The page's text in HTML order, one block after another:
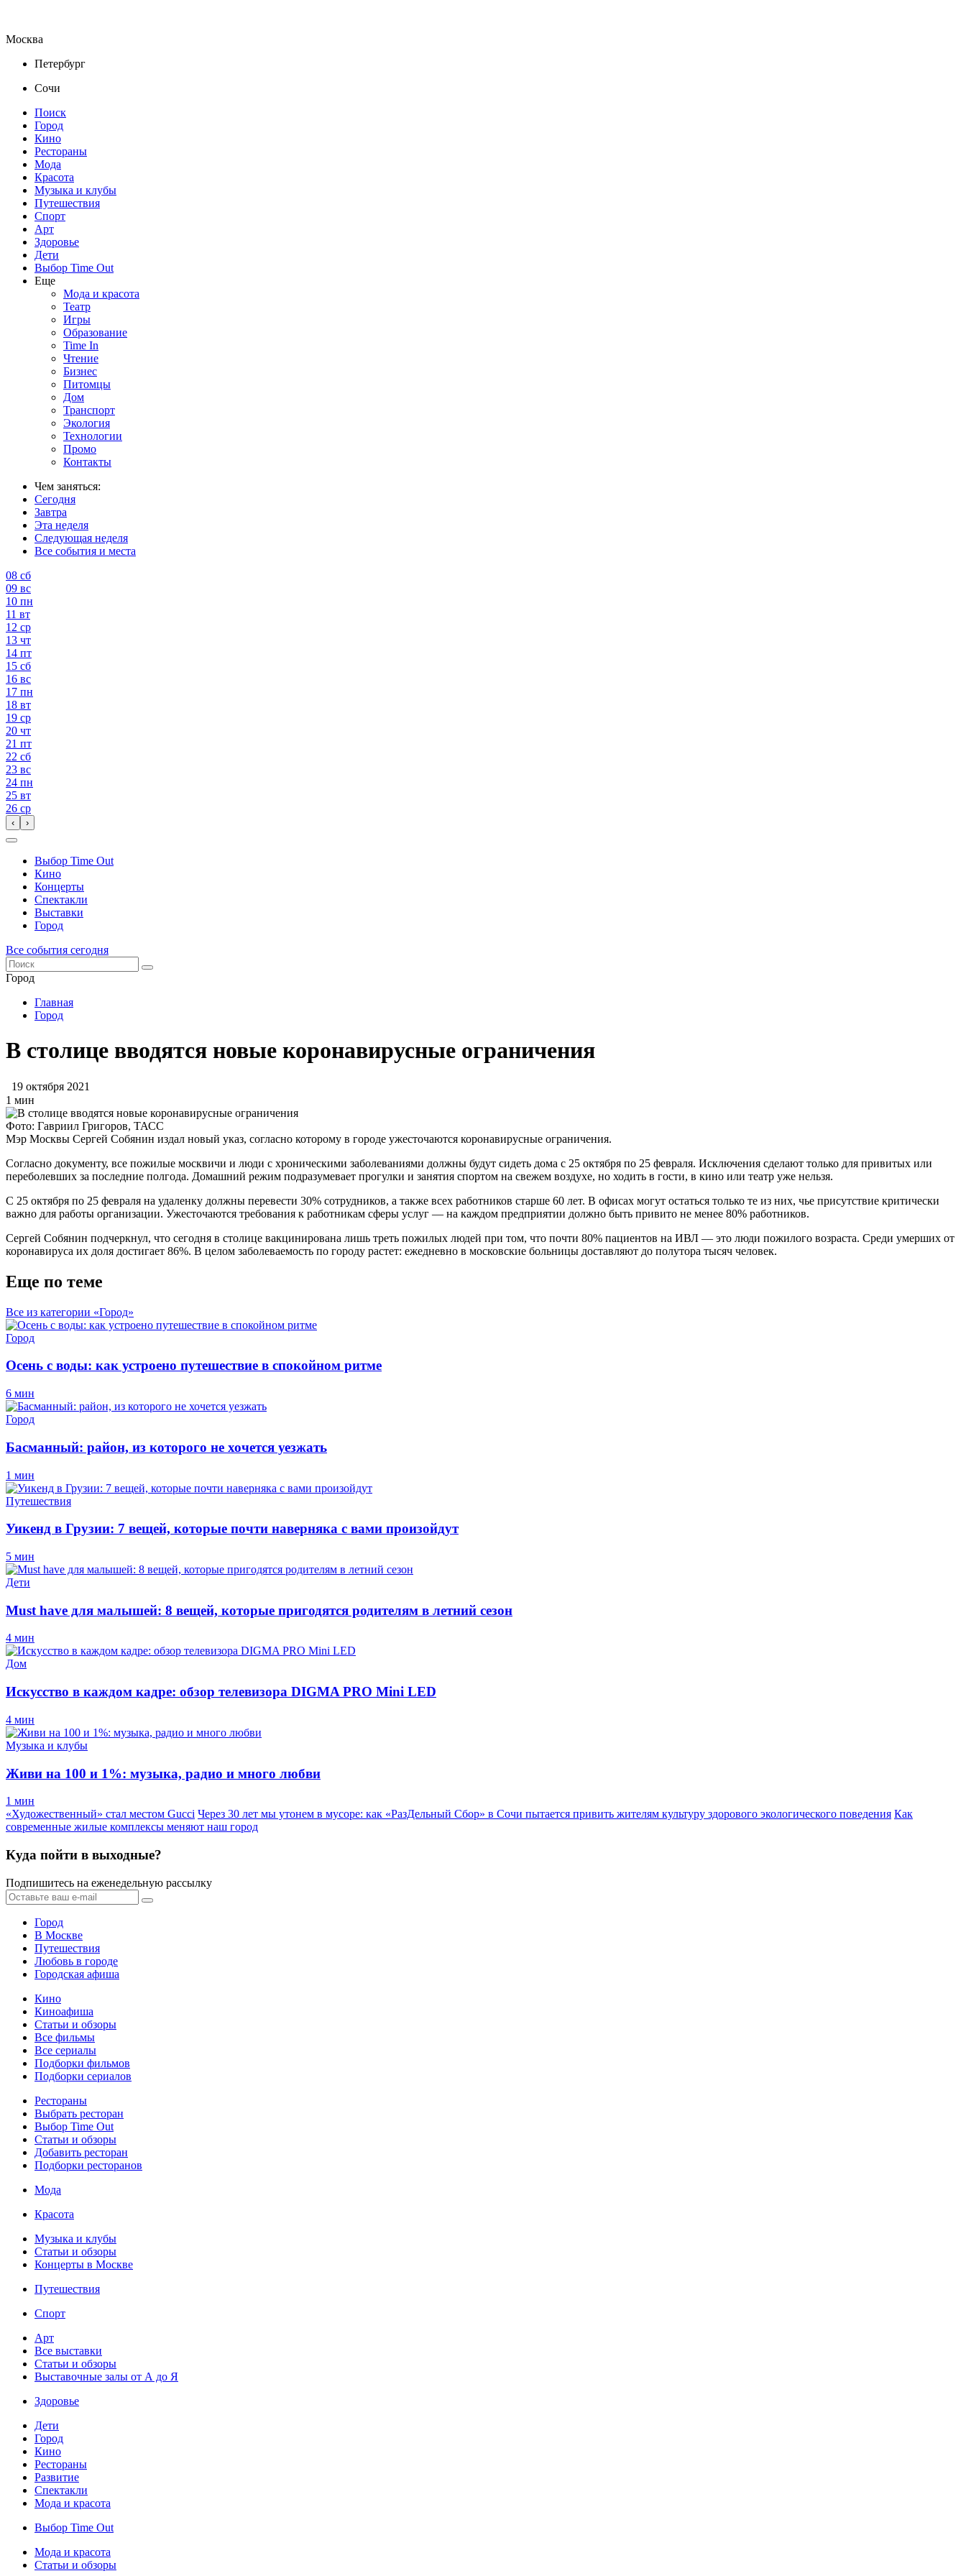
Москва
Петербург
Сочи
Поиск
Город
Кино
Рестораны
Мода
Красота
Музыка и клубы
Путешествия
Спорт
Арт
Здоровье
Дети
Выбор Time Out
Еще
Мода и красота
Театр
Игры
Образование
Time In
Чтение
Бизнес
Питомцы
Дом
Транспорт
Экология
Технологии
Промо
Контакты
Чем заняться:
Сегодня
Завтра
Эта неделя
Следующая неделя
Все события и места
08 сб
09 вс
10 пн
11 вт
12 ср
13 чт
14 пт
15 сб
16 вс
17 пн
18 вт
19 ср
20 чт
21 пт
22 сб
23 вс
24 пн
25 вт
26 ср
‹ ›
Выбор Time Out
Кино
Концерты
Спектакли
Выставки
Город
Все события сегодня
Город
Главная
Город
В столице вводятся новые коронавирусные ограничения
19 октября 2021
1 мин
Фото: Гавриил Григоров, ТАСС
Мэр Москвы Сергей Собянин издал новый указ, согласно которому в городе ужесточаются коронавирусные ограничения.
Согласно документу, все пожилые москвичи и люди с хроническими заболеваниями должны будут сидеть дома с 25 октября по 25 февраля. Исключения сделают только для привитых или
переболевших за последние полгода. Домашний режим подразумевает прогулки и занятия спортом на свежем воздухе, но ходить в гости, в кино или театр уже нельзя.
С 25 октября по 25 февраля на удаленку должны перевести 30% сотрудников, а также всех работников старше 60 лет. В офисах могут остаться только те из них, чье присутствие критически
важно для работы организации. Ужесточаются требования к работникам сферы услуг — на каждом предприятии должно быть привито не менее 80% работников.
Сергей Собянин подчеркнул, что сегодня в столице вакцинирована лишь треть пожилых людей при том, что почти 80% пациентов на ИВЛ — это люди пожилого возраста. Среди умерших от
коронавируса их доля достигает 86%. В целом заболеваемость по городу растет: ежедневно в московские больницы доставляют до полутора тысяч человек.
Еще по теме
Все из категории «Город»
Город
Осень с воды: как устроено путешествие в спокойном ритме
6 мин
Город
Басманный: район, из которого не хочется уезжать
1 мин
Путешествия
Уикенд в Грузии: 7 вещей, которые почти наверняка с вами произойдут
5 мин
Дети
Must have для малышей: 8 вещей, которые пригодятся родителям в летний сезон
4 мин
Дом
Искусство в каждом кадре: обзор телевизора DIGMA PRO Mini LED
4 мин
Музыка и клубы
Живи на 100 и 1%: музыка, радио и много любви
1 мин
«Художественный» стал местом Gucci Через 30 лет мы утонем в мусоре: как «РазДельный Сбор» в Сочи пытается привить жителям культуру здорового экологического поведения Как
современные жилые комплексы меняют наш город
Куда пойти в выходные?
Подпишитесь на еженедельную рассылку
Город
В Москве
Путешествия
Любовь в городе
Городская афиша
Кино
Киноафиша
Статьи и обзоры
Все фильмы
Все сериалы
Подборки фильмов
Подборки сериалов
Рестораны
Выбрать ресторан
Выбор Time Out
Статьи и обзоры
Добавить ресторан
Подборки ресторанов
Мода
Красота
Музыка и клубы
Статьи и обзоры
Концерты в Москве
Путешествия
Спорт
Арт
Все выставки
Статьи и обзоры
Выставочные залы от А до Я
Здоровье
Дети
Город
Кино
Рестораны
Развитие
Спектакли
Мода и красота
Выбор Time Out
Мода и красота
Статьи и обзоры